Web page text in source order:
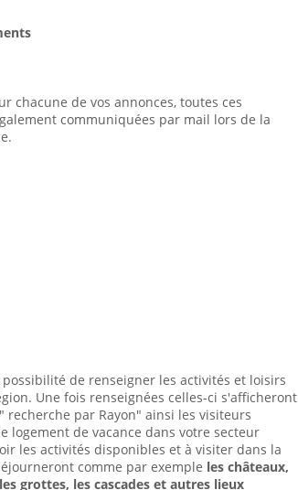
chacune de vos annonces, toutes ces
communiquées par mail lors de la
de renseigner les activités et loisirs
Une fois renseignées celles-ci s'afficheront
recherche par Rayon" ainsi les visiteurs
logement de vacance dans votre secteur
les activités disponibles et à visiter dans la
comme par exemple les châteaux,
grottes, les cascades et autres lieux